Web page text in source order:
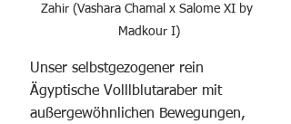
Zahir (Vashara Chamal x Salome XI by
Madkour I)
Unser selbstgezogener rein
Ägyptische Volllblutaraber mit
außergewöhnlichen Bewegungen,